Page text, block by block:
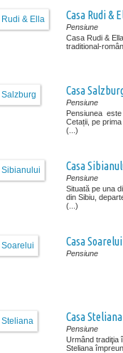
Casa Rudi &
Pensiune
Casa Rudi &
traditional-
Casa
Pensiune
Pensiunea
Cetații, pe
(...)
Casa
Pensiune
Situată pe una
din Sibiu,
(...)
Casa Soarelui
Pensiune
Casa Steliana
Pensiune
Urmând tradiţia
Steliana